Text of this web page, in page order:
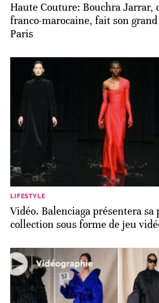
Haute Couture: Bouchra Jarrar,
franco-marocaine, fait son
Paris
LIFESTYLE
Vidéo. Balenciaga présentera sa
collection sous forme de jeu